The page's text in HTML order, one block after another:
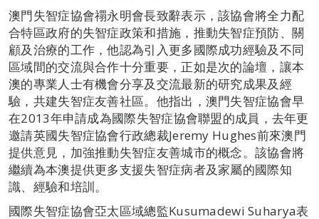
澳門失智症協會禤永明會長致辭表示，該協會將全力配
合特區政府的失智症政策和措施，推動失智症預防、關
顧及治療的工作，他認為引入更多國際成功經驗及不同
區域間的交流與合作十分重要，正如是次的論壇，讓本
澳的專業人士有機會分享及交流最新的研究成果及經
驗，共建失智症友善社區。他指出，澳門失智症協會早
在2013年申請成為國際失智症協會聯盟的成員，去年更
邀請英國失智症協會行政總裁Jeremy Hughes前來澳門
提供意見，加強推動失智症友善城市的概念。該協會將
繼續為本澳提供更多支援失智症病者及家屬的國際知
識、經驗和培訓。
國際失智症協會亞太區域總監Kusumadewi Suharya表